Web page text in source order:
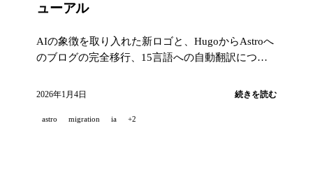
ューアル
AIの象徴を取り入れた新ロゴと、HugoからAstroへ
のブログの完全移行、15言語への自動翻訳につい
2026年1月4日 続きを読む
astro migration ia +2